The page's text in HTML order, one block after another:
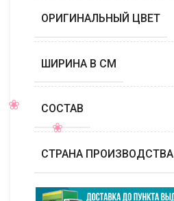
ОРИГИНАЛЬНЫЙ ЦВЕТ
ШИРИНА В СМ
СОСТАВ
СТРАНА ПРОИЗВОДСТВА